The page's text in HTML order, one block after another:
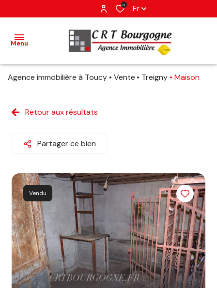
0 Fr
Menu
ventes
client
contact
biens
vendus
Agence immobilière à Toucy Vente Treigny Maison
Retour aux résultats
Partager ce bien
Vendu